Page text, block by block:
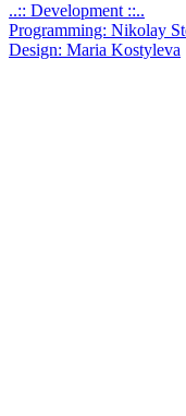
..:: Development ::..
Programming: Nikolay
Design: Maria Kostyleva